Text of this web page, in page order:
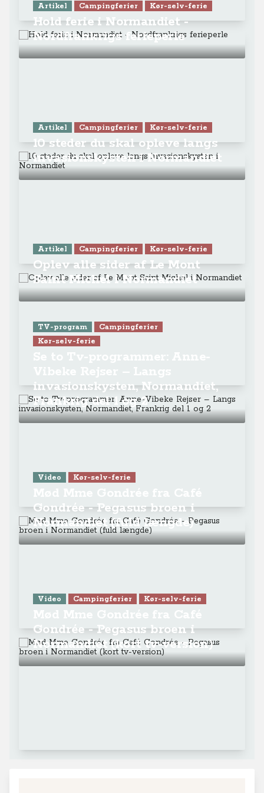
Artikel Campingferier Kør-selv-ferie
Hold ferie i Normandiet -
Nordfrankrigs ferieperle
Artikel Campingferier Kør-selv-ferie
10 steder du skal opleve langs
invasionskysten i Normandiet
Artikel Campingferier Kør-selv-ferie
Oplev alle sider af Le Mont
Saint Michel i Normandiet
TV-program
Campingferier
Kør-selv-ferie
invasionskysten, Normandiet,
Frankrig del 1 og 2
Video Kør-selv-ferie
Gondrée - Pegasus broen i
Normandiet (fuld længde)
Video Campingferier Kør-selv-ferie
Gondrée - Pegasus broen i
Normandiet (kort tv-version)